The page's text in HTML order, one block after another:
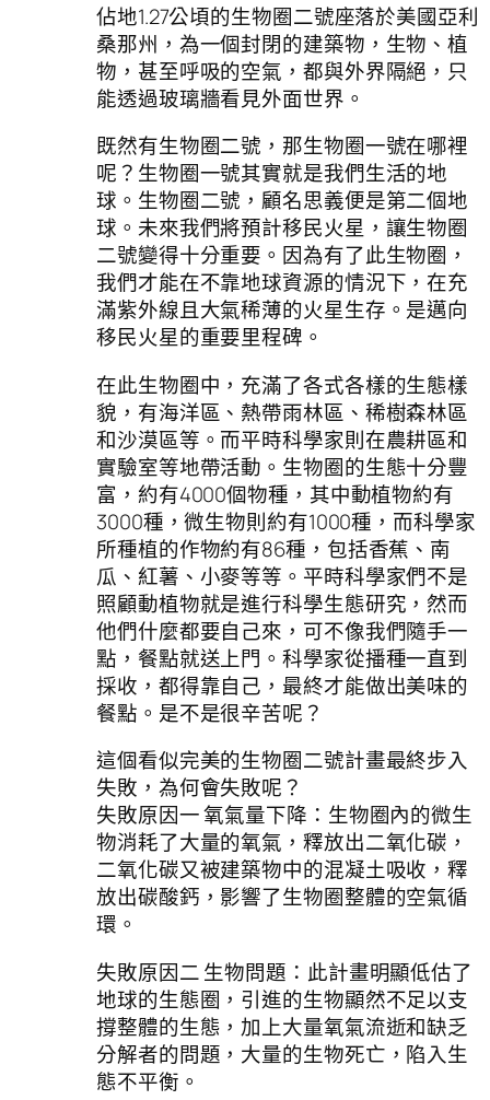
佔地1.27公頃的生物圈二號座落於美國亞利
桑那州，為一個封閉的建築物，生物、植
物，甚至呼吸的空氣，都與外界隔絕，只
能透過玻璃牆看見外面世界。
既然有生物圈二號，那生物圈一號在哪裡
呢？生物圈一號其實就是我們生活的地
球。生物圈二號，顧名思義便是第二個地
球。未來我們將預計移民火星，讓生物圈
二號變得十分重要。因為有了此生物圈，
我們才能在不靠地球資源的情況下，在充
滿紫外線且大氣稀薄的火星生存。是邁向
移民火星的重要里程碑。
在此生物圈中，充滿了各式各樣的生態樣
貌，有海洋區、熱帶雨林區、稀樹森林區
和沙漠區等。而平時科學家則在農耕區和
實驗室等地帶活動。生物圈的生態十分豐
富，約有4000個物種，其中動植物約有
3000種，微生物則約有1000種，而科學家
所種植的作物約有86種，包括香蕉、南
瓜、紅薯、小麥等等。平時科學家們不是
照顧動植物就是進行科學生態研究，然而
他們什麼都要自己來，可不像我們隨手一
點，餐點就送上門。科學家從播種一直到
採收，都得靠自己，最終才能做出美味的
餐點。是不是很辛苦呢？
這個看似完美的生物圈二號計畫最終步入
失敗，為何會失敗呢？
失敗原因一 氧氣量下降：生物圈內的微生
物消耗了大量的氧氣，釋放出二氧化碳，
二氧化碳又被建築物中的混凝土吸收，釋
放出碳酸鈣，影響了生物圈整體的空氣循
環。
失敗原因二 生物問題：此計畫明顯低估了
地球的生態圈，引進的生物顯然不足以支
撐整體的生態，加上大量氧氣流逝和缺乏
分解者的問題，大量的生物死亡，陷入生
態不平衡。